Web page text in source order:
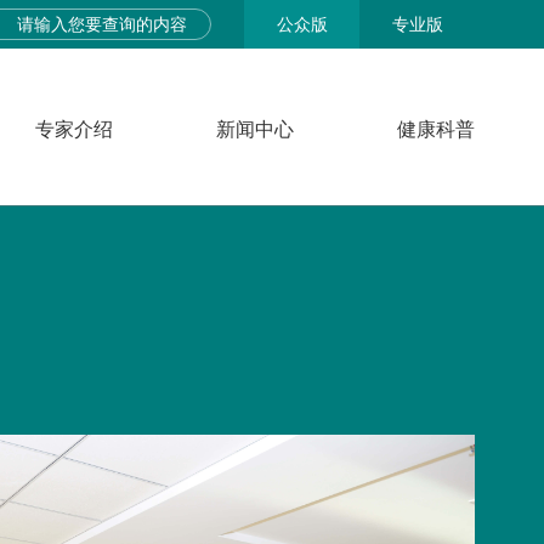
公众版 专业版
专家介绍 新闻中心 健康科普